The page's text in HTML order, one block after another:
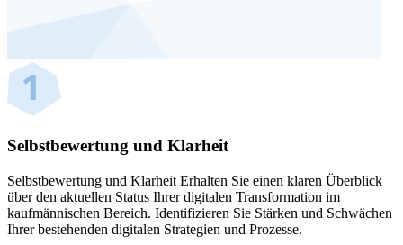
Selbstbewertung und Klarheit
Selbstbewertung und Klarheit Erhalten Sie einen klaren Überblick
über den aktuellen Status Ihrer digitalen Transformation im
kaufmännischen Bereich. Identifizieren Sie Stärken und Schwächen
Ihrer bestehenden digitalen Strategien und Prozesse.